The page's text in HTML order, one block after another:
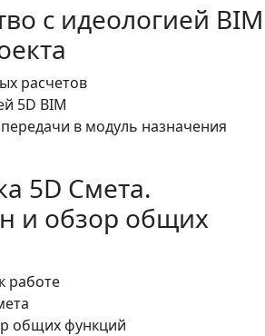
с идеологией BIM
расчетов
5D BIM
в модуль назначения
5D Смета.
и обзор общих
работе
общих функций